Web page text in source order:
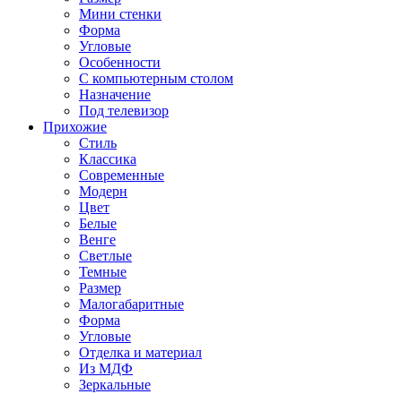
Мини стенки
Форма
Угловые
Особенности
С компьютерным столом
Назначение
Под телевизор
Прихожие
Стиль
Классика
Современные
Модерн
Цвет
Белые
Венге
Светлые
Темные
Размер
Малогабаритные
Форма
Угловые
Отделка и материал
Из МДФ
Зеркальные